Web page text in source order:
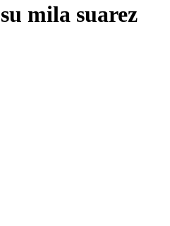
mila suarez